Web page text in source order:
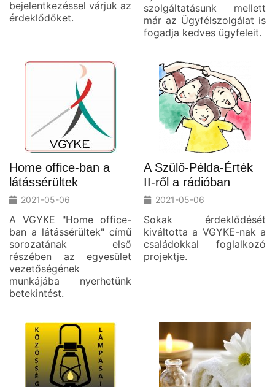
bejelentkezéssel várjuk az
érdeklődőket.
szolgáltatásunk mellett
már az Ügyfélszolgálat is
fogadja kedves ügyfeleit.
Home office-ban a
látássérültek
2021-05-06
A VGYKE "Home office-
ban a látássérültek" című
sorozatának első
részében az egyesület
vezetőségének
munkájába nyerhetünk
betekintést.
A Szülő-Példa-Érték
II-ről a rádióban
2021-05-06
Sokak érdeklődését
kiváltotta a VGYKE-nak a
családokkal foglalkozó
projektje.